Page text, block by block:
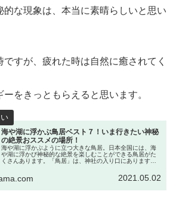
的な現象は、本当に素晴らしいと思い
すが、疲れた時は自然に癒されてく
をきっともらえると思います。
海や湖に浮かぶ鳥居ベスト７！いま行きたい神秘
の絶景おススメの場所！
海や湖に浮かぶように立つ大きな鳥居。日本全国には、海
や湖に浮かび神秘的な絶景を楽しむことができる鳥居がた
くさんあります。「鳥居」は、神社の入り口にあります
2021.05.02